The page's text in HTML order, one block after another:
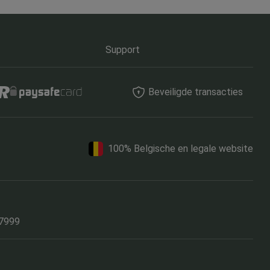
Support
Beveiligde transacties
100% Belgische en legale website